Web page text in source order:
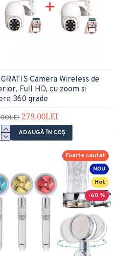
GRATIS Camera Wireless de
Full HD, cu zoom si
360 grade
279,00LEI
ADAUGĂ ÎN COŞ
NOU
Hot
Foarte cautat
-60 %